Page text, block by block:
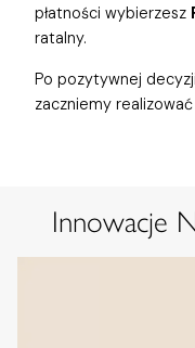
płatności wybierzesz
ratalny.
Po pozytywnej
zaczniemy
Innowacje